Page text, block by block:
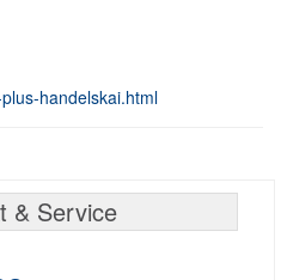
handelskai.html
& Service